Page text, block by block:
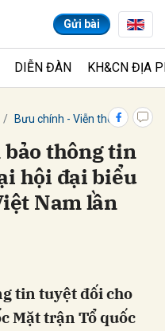
Gửi bài
DIỄN ĐÀN KH&CN ĐỊA
Bưu chính - Viễn thông
bảo thông tin
hội đại biểu
Nam lần
tin tuyệt đối cho
Mặt trận Tổ quốc